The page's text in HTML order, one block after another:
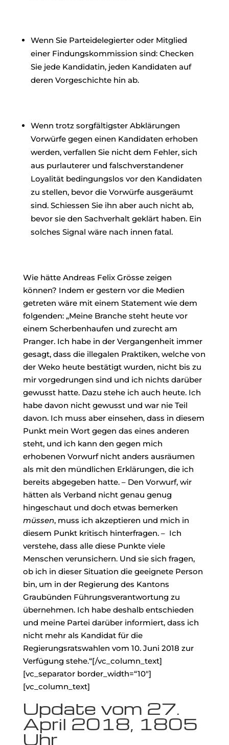
Wenn Sie Parteidelegierter oder Mitglied
einer Findungskommission sind: Checken
Sie jede Kandidatin, jeden Kandidaten auf
deren Vorgeschichte hin ab.
Wenn trotz sorgfältigster Abklärungen
Vorwürfe gegen einen Kandidaten erhoben
werden, verfallen Sie nicht dem Fehler, sich
aus purlauterer und falschverstandener
Loyalität bedingungslos vor den Kandidaten
zu stellen, bevor die Vorwürfe ausgeräumt
sind. Schiessen Sie ihn aber auch nicht ab,
bevor sie den Sachverhalt geklärt haben. Ein
solches Signal wäre nach innen fatal.
Wie hätte Andreas Felix Grösse zeigen
können? Indem er gestern vor die Medien
getreten wäre mit einem Statement wie dem
folgenden: „Meine Branche steht heute vor
einem Scherbenhaufen und zurecht am
Pranger. Ich habe in der Vergangenheit immer
gesagt, dass die illegalen Praktiken, welche von
der Weko heute bestätigt wurden, nicht bis zu
mir vorgedrungen sind und ich nichts darüber
gewusst hatte. Dazu stehe ich auch heute. Ich
habe davon nicht gewusst und war nie Teil
davon. Ich muss aber einsehen, dass in diesem
Punkt mein Wort gegen das eines anderen
steht, und ich kann den gegen mich
erhobenen Vorwurf nicht anders ausräumen
als mit den mündlichen Erklärungen, die ich
bereits abgegeben hatte. – Den Vorwurf, wir
hätten als Verband nicht genau genug
hingeschaut und doch etwas bemerken
müssen, muss ich akzeptieren und mich in
diesem Punkt kritisch hinterfragen. – Ich
verstehe, dass alle diese Punkte viele
Menschen verunsichern. Und sie sich fragen,
ob ich in dieser Situation die geeignete Person
bin, um in der Regierung des Kantons
Graubünden Führungsverantwortung zu
übernehmen. Ich habe deshalb entschieden
und meine Partei darüber informiert, dass ich
nicht mehr als Kandidat für die
Regierungsratswahlen vom 10. Juni 2018 zur
Verfügung stehe.“[/vc_column_text]
[vc_separator border_width=“10″]
[vc_column_text]
Update vom 27.
April 2018, 1805
Uhr